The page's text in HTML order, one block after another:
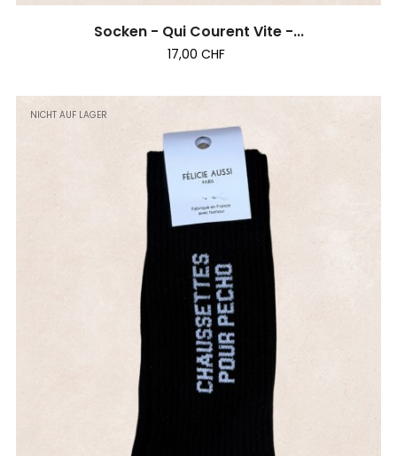
Socken - Qui Courent Vite -...
17,00 CHF
NICHT AUF LAGER